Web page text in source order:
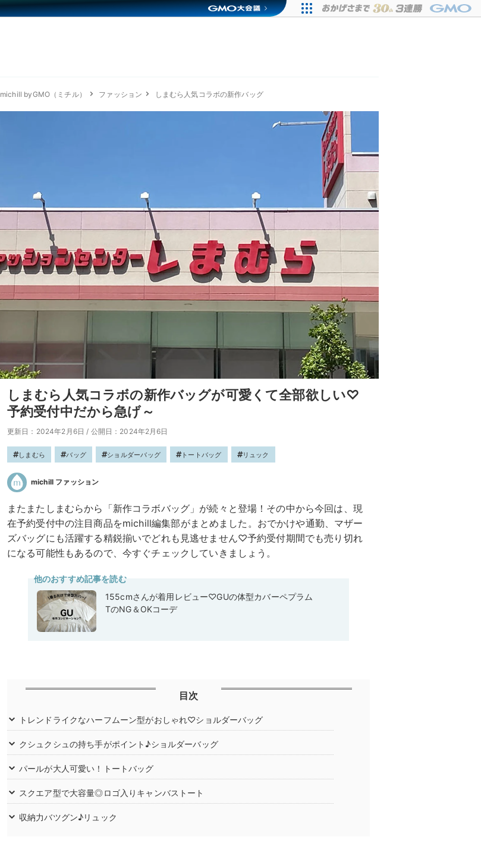
michill byGMO（ミチル） ファッション しまむら人気コラボの新作バッグ
しまむら人気コラボの新作バッグが可愛くて全部欲しい♡
予約受付中だから急げ～
更新日：2024年2月6日 / 公開日：2024年2月6日
しまむら バッグ ショルダーバッグ トートバッグ リュック
michill ファッション
またまたしまむらから「新作コラボバッグ」が続々と登場！その中から今回は、現
在予約受付中の注目商品をmichill編集部がまとめました。おでかけや通勤、マザー
ズバッグにも活躍する精鋭揃いでどれも見逃せません♡予約受付期間でも売り切れ
になる可能性もあるので、今すぐチェックしていきましょう。
他のおすすめ記事を読む
155cmさんが着用レビュー♡GUの体型カバーペプラム
TのNG＆OKコーデ
目次
トレンドライクなハーフムーン型がおしゃれ♡ショルダーバッグ
クシュクシュの持ち手がポイント♪ショルダーバッグ
パールが大人可愛い！トートバッグ
スクエア型で大容量◎ロゴ入りキャンバストート
収納力バツグン♪リュック